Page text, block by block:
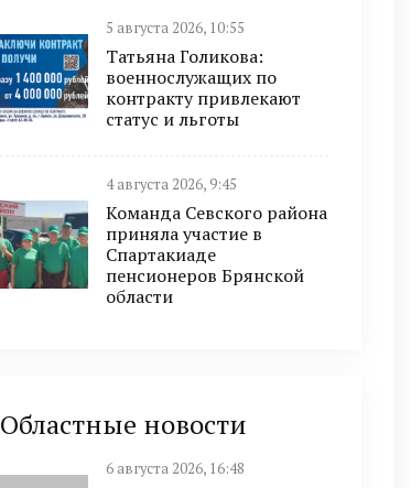
5 августа 2026, 10:55
Татьяна Голикова:
военнослужащих по
контракту привлекают
статус и льготы
4 августа 2026, 9:45
Команда Севского района
приняла участие в
Спартакиаде
пенсионеров Брянской
области
Областные новости
6 августа 2026, 16:48